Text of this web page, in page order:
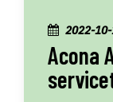
2022-
Acona